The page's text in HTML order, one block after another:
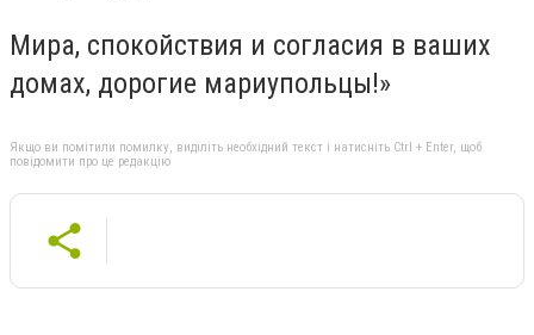
Мира, спокойствия и согласия в ваших
домах, дорогие мариупольцы!»
Якщо ви помітили помилку, виділіть необхідний текст і натисніть Ctrl + Enter, щоб
повідомити про це редакцію